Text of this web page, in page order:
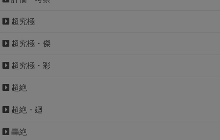
超究極
超究極・傑
超究極・彩
超絶
超絶・廻
轟絶